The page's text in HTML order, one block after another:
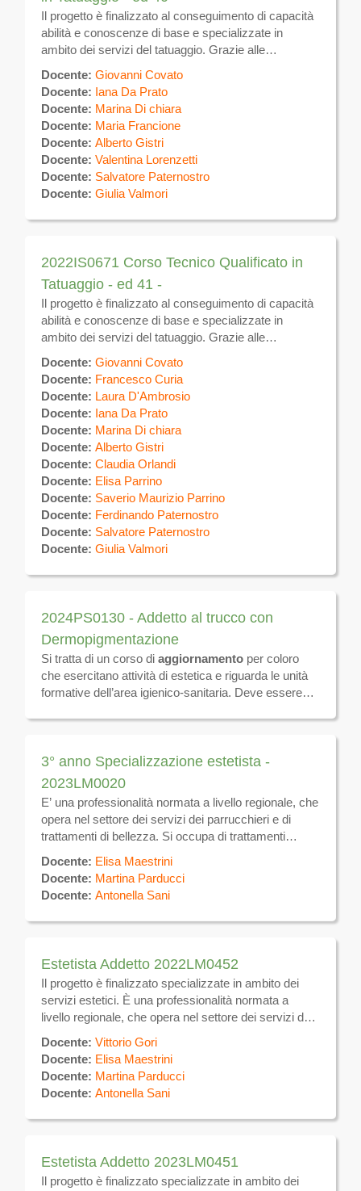
Il progetto è finalizzato al conseguimento di capacità
abilità e conoscenze di base e specializzate in
ambito dei servizi del tatuaggio. Grazie alle
comunicazioni inerenti il calendario, eventuali
Docente: Giovanni Covato
Docente: Iana Da Prato
Docente: Marina Di chiara
Docente: Maria Francione
Docente: Alberto Gistri
Docente: Valentina Lorenzetti
Docente: Salvatore Paternostro
Docente: Giulia Valmori
2022IS0671 Corso Tecnico Qualificato in
Tatuaggio - ed 41 -
Il progetto è finalizzato al conseguimento di capacità
abilità e conoscenze di base e specializzate in
ambito dei servizi del tatuaggio. Grazie alle
Docente: Giovanni Covato
Docente: Francesco Curia
Docente: Laura D'Ambrosio
Docente: Iana Da Prato
Docente: Marina Di chiara
Docente: Alberto Gistri
Docente: Claudia Orlandi
Docente: Elisa Parrino
Docente: Saverio Maurizio Parrino
Docente: Ferdinando Paternostro
Docente: Salvatore Paternostro
Docente: Giulia Valmori
2024PS0130 - Addetto al trucco con
Dermopigmentazione
Si tratta di un corso di aggiornamento per coloro
che esercitano attività di estetica e riguarda le unità
formative dell’area igienico-sanitaria. Deve essere
3° anno Specializzazione estetista -
2023LM0020
E’ una professionalità normata a livello regionale, che
opera nel settore dei servizi dei parrucchieri e di
trattamenti di bellezza. Si occupa di trattamenti
e tecniche atte a favorire il benessere dell’individuo.
Docente: Elisa Maestrini
Docente: Martina Parducci
Docente: Antonella Sani
Estetista Addetto 2022LM0452
Il progetto è finalizzato specializzate in ambito dei
servizi estetici. È una professionalità normata a
livello regionale, che opera nel settore dei servizi dei
e tecniche atte a favorire il benessere dell’individuo.
Docente: Vittorio Gori
Docente: Elisa Maestrini
Docente: Martina Parducci
Docente: Antonella Sani
Estetista Addetto 2023LM0451
Il progetto è finalizzato specializzate in ambito dei